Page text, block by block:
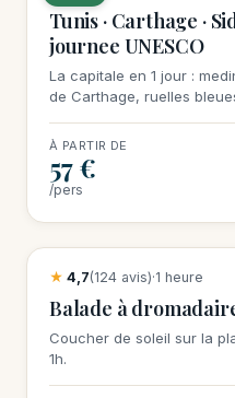
Tunis · Carthage ·
journee UNESCO
La capitale en 1 jour :
de Carthage, ruelles
À PARTIR DE
57 €
/pers
★ 4,7(124 avis)·1 heure
Balade à
Coucher de soleil sur la
1h.